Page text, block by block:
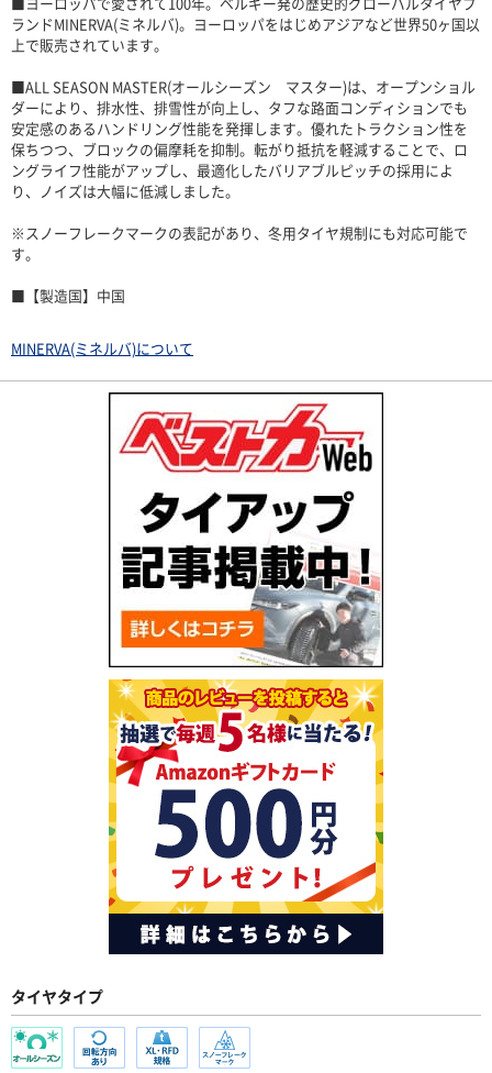
ランドMINERVA(ミネルバ)。ヨーロッパをはじめアジアなど世界50ヶ国以
上で販売されています。
■ALL SEASON MASTER(オールシーズン マスター)は、オープンショル
ダーにより、排水性、排雪性が向上し、タフな路面コンディションでも
安定感のあるハンドリング性能を発揮します。優れたトラクション性を
保ちつつ、ブロックの偏摩耗を抑制。転がり抵抗を軽減することで、ロ
ングライフ性能がアップし、最適化したバリアブルピッチの採用によ
り、ノイズは大幅に低減しました。
※スノーフレークマークの表記があり、冬用タイヤ規制にも対応可能で
す。
■【製造国】中国
MINERVA(ミネルバ)について
タイヤタイプ